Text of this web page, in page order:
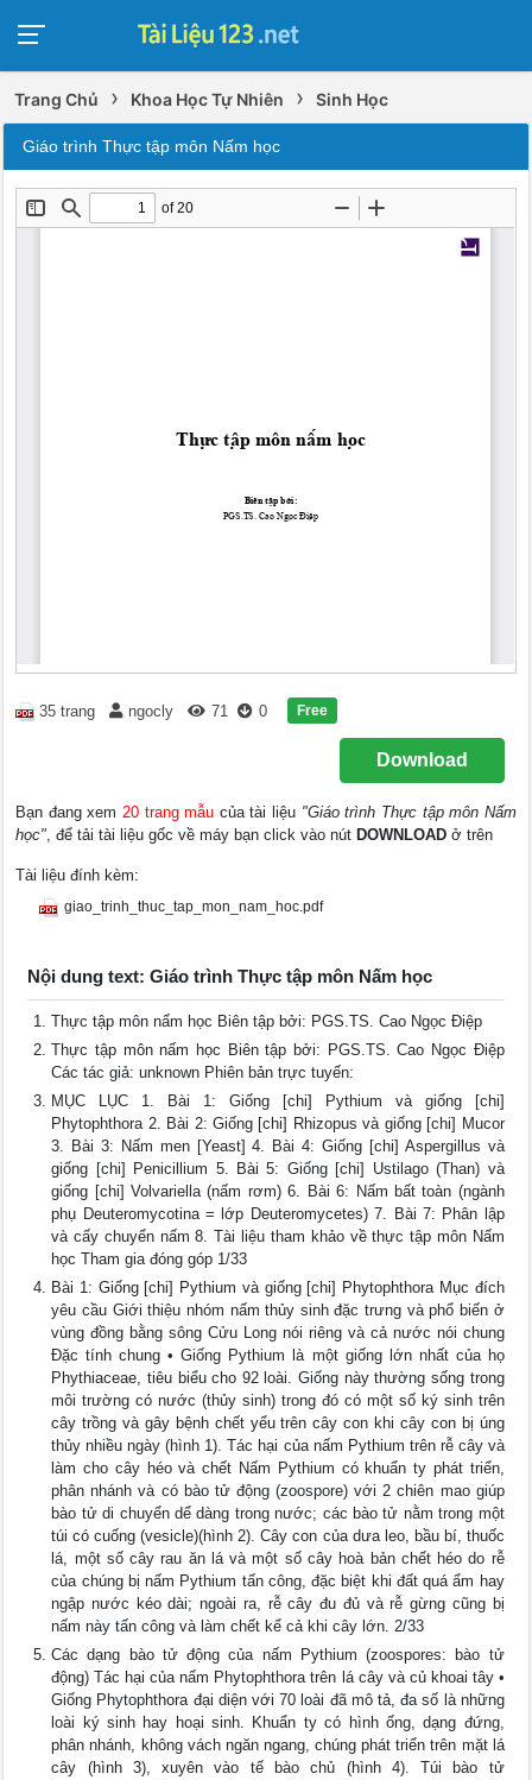
Trang Chủ › Khoa Học Tự Nhiên › Sinh Học
Giáo trình Thực tập môn Nấm học
35 trang ngocly 71 0 Free
Download
Bạn đang xem20 trang mẫu của tài liệu "Giáo trình Thực tập môn Nấm
học", để tải tài liệu gốc về máy bạn click vào nút DOWNLOAD ở trên
Tài liệu đính kèm:
giao_trinh_thuc_tap_mon_nam_hoc.pdf
Nội dung text: Giáo trình Thực tập môn Nấm học
Thực tập môn nấm học Biên tập bởi: PGS.TS. Cao Ngọc Điệp
Thực tập môn nấm học Biên tập bởi: PGS.TS. Cao Ngọc Điệp
Các tác giả: unknown Phiên bản trực tuyến:
MỤC LỤC 1. Bài 1: Giống [chi] Pythium và giống [chi]
Phytophthora 2. Bài 2: Giống [chi] Rhizopus và giống [chi] Mucor
3. Bài 3: Nấm men [Yeast] 4. Bài 4: Giống [chi] Aspergillus và
giống [chi] Penicillium 5. Bài 5: Giống [chi] Ustilago (Than) và
giống [chi] Volvariella (nấm rơm) 6. Bài 6: Nấm bất toàn (ngành
phụ Deuteromycotina = lớp Deuteromycetes) 7. Bài 7: Phân lập
và cấy chuyển nấm 8. Tài liệu tham khảo về thực tập môn Nấm
học Tham gia đóng góp 1/33
Bài 1: Giống [chi] Pythium và giống [chi] Phytophthora Mục đích
yêu cầu Giới thiệu nhóm nấm thủy sinh đặc trưng và phổ biến ở
vùng đồng bằng sông Cửu Long nói riêng và cả nước nói chung
Đặc tính chung • Giống Pythium là một giống lớn nhất của họ
Phythiaceae, tiêu biểu cho 92 loài. Giống này thường sống trong
môi trường có nước (thủy sinh) trong đó có một số ký sinh trên
cây trồng và gây bệnh chết yểu trên cây con khi cây con bị úng
thủy nhiều ngày (hình 1). Tác hại của nấm Pythium trên rễ cây và
làm cho cây héo và chết Nấm Pythium có khuẩn ty phát triển,
phân nhánh và có bào tử động (zoospore) với 2 chiên mao giúp
bào tử di chuyển dể dàng trong nước; các bào tử nằm trong một
túi có cuống (vesicle)(hình 2). Cây con của dưa leo, bầu bí, thuốc
lá, một số cây rau ăn lá và một số cây hoà bản chết héo do rễ
của chúng bị nấm Pythium tấn công, đặc biệt khi đất quá ẩm hay
ngập nước kéo dài; ngoài ra, rễ cây đu đủ và rễ gừng cũng bị
nấm này tấn công và làm chết kể cả khi cây lớn. 2/33
Các dạng bào tử động của nấm Pythium (zoospores: bào tử
động) Tác hại của nấm Phytophthora trên lá cây và củ khoai tây •
Giống Phytophthora đại diện với 70 loài đã mô tả, đa số là những
loài ký sinh hay hoại sinh. Khuẩn ty có hình ống, dạng đứng,
phân nhánh, không vách ngăn ngang, chúng phát triển trên mặt lá
cây (hình 3), xuyên vào tế bào chủ (hình 4). Túi bào tử